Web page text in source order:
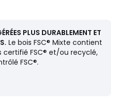
vernis polyuréthane
PLUS DURABLEMENT ET
Le bois FSC® Mixte contient
FSC® et/ou recyclé,
FSC®.